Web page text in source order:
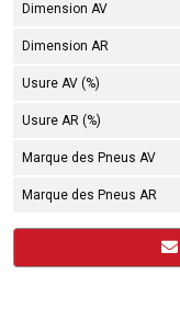
Dimension AV
Dimension AR
Usure AV (%)
Usure AR (%)
Marque des Pneus AV
Marque des Pneus AR